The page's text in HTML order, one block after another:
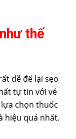
thế
dễ để lại sẹo
tự tin với vẻ
chọn thuốc
hiệu quả nhất.